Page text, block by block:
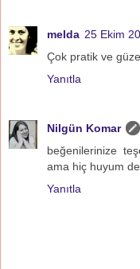
melda 25 Ekim
Çok pratik ve
Yanıtla
Nilgün Komar
beğenilerinize
ama hiç huyum
Yanıtla